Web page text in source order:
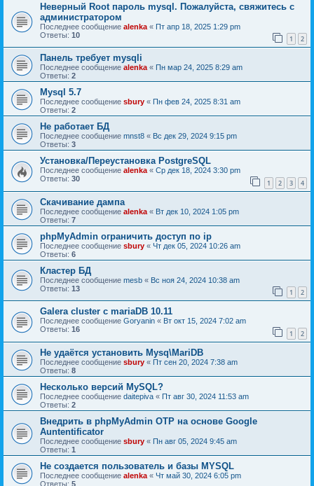
Неверный Root пароль mysql. Пожалуйста, свяжитесь с
администратором
Последнее сообщение alenka « Пт апр 18, 2025 1:29 pm
Ответы: 10 1 2
Панель требует mysqli
Последнее сообщение alenka « Пн мар 24, 2025 8:29 am
Ответы: 2
Mysql 5.7
Последнее сообщение sbury « Пн фев 24, 2025 8:31 am
Ответы: 2
Не работает БД
Последнее сообщение mnst8 « Вс дек 29, 2024 9:15 pm
Ответы: 3
Установка/Переустановка PostgreSQL
Последнее сообщение alenka « Ср дек 18, 2024 3:30 pm
Ответы: 30 1 2 3 4
Скачивание дампа
Последнее сообщение alenka « Вт дек 10, 2024 1:05 pm
Ответы: 7
phpMyAdmin ограничить доступ по ip
Последнее сообщение sbury « Чт дек 05, 2024 10:26 am
Ответы: 6
Кластер БД
Последнее сообщение mesb « Вс ноя 24, 2024 10:38 am
Ответы: 13 1 2
Galera cluster с mariaDB 10.11
Последнее сообщение Goryanin « Вт окт 15, 2024 7:02 am
Ответы: 16 1 2
Не удаётся установить Mysq\MariDB
Последнее сообщение sbury « Пт сен 20, 2024 7:38 am
Ответы: 8
Несколько версий MySQL?
Последнее сообщение daitepiva « Пт авг 30, 2024 11:53 am
Ответы: 2
Внедрить в phpMyAdmin OTP на основе Google
Auntentificator
Последнее сообщение sbury « Пн авг 05, 2024 9:45 am
Ответы: 1
Не создается пользователь и базы MYSQL
Последнее сообщение alenka « Чт май 30, 2024 6:05 pm
Ответы: 5